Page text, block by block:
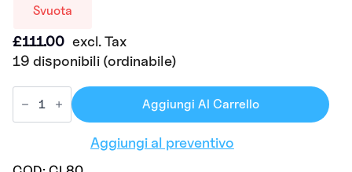
Svuota
£111.00 excl. Tax
19 disponibili (ordinabile)
Aggiungi Al Carrello
Aggiungi al preventivo